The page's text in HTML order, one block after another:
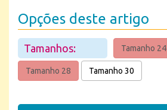
Opções deste artigo
Tamanhos: Tamanho 24
Tamanho 28 Tamanho 30